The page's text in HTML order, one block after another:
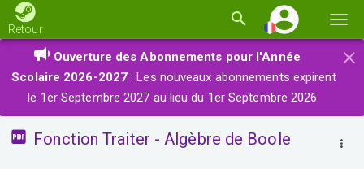
la
Retour
×
Ouverture des Abonnements pour l'Année
Scolaire 2026-2027 : Les nouveaux abonnements expirent
le 1er Septembre 2027 au lieu du 1er Septembre 2026.
Fonction Traiter - Algèbre de Boole